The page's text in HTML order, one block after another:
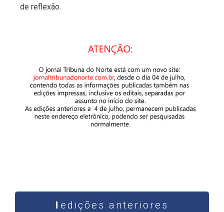
de reflexão.
edições anteriores